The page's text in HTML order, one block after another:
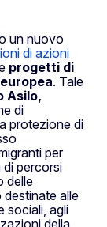
un nuovo
di azioni
progetti di
. Tale
Asilo,
di
protezione di
per
di percorsi
delle
alle
sociali, agli